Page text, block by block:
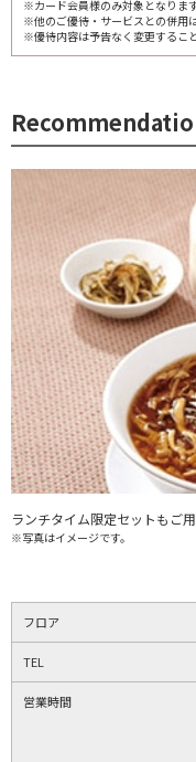
※カード会員様のみ対象となります
※他のご優待・サービスとの併用
※優待内容は予告なく変更するこ
ランチタイム限定セットもご用
※写真はイメージです。
フロア
TEL
営業時間